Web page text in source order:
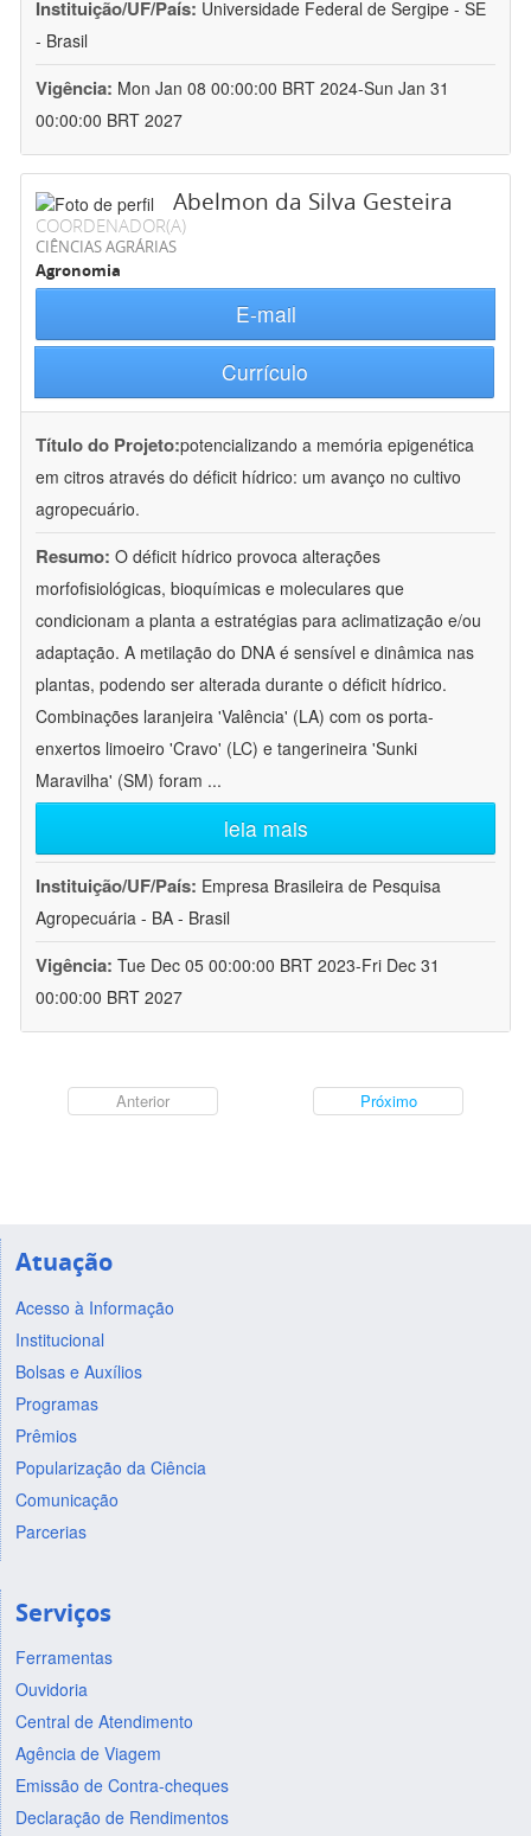
Instituição/UF/País: Universidade Federal de Sergipe - SE
- Brasil
Vigência: Mon Jan 08 00:00:00 BRT 2024-Sun Jan 31
00:00:00 BRT 2027
Abelmon da Silva Gesteira
COORDENADOR(A)
CIÊNCIAS AGRÁRIAS
Agronomia
E-mail
Currículo
Título do Projeto:potencializando a memória epigenética
em citros através do déficit hídrico: um avanço no cultivo
agropecuário.
Resumo: O déficit hídrico provoca alterações
morfofisiológicas, bioquímicas e moleculares que
condicionam a planta a estratégias para aclimatização e/ou
adaptação. A metilação do DNA é sensível e dinâmica nas
plantas, podendo ser alterada durante o déficit hídrico.
Combinações laranjeira 'Valência' (LA) com os porta-
enxertos limoeiro 'Cravo' (LC) e tangerineira 'Sunki
Maravilha' (SM) foram ...
leia mais
Instituição/UF/País: Empresa Brasileira de Pesquisa
Agropecuária - BA - Brasil
Vigência: Tue Dec 05 00:00:00 BRT 2023-Fri Dec 31
00:00:00 BRT 2027
Anterior Próximo
Atuação
Acesso à Informação
Institucional
Bolsas e Auxílios
Programas
Prêmios
Popularização da Ciência
Comunicação
Parcerias
Serviços
Ferramentas
Ouvidoria
Central de Atendimento
Agência de Viagem
Emissão de Contra-cheques
Declaração de Rendimentos